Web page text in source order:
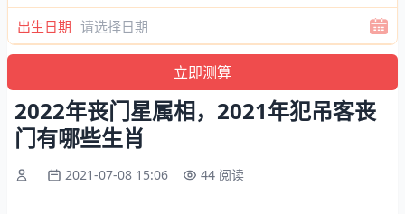
出生日期
2022年丧门星属相，2021年犯吊客丧
门有哪些生肖
2021-07-08 15:06 44 阅读